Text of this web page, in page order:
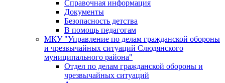
Справочная информация
Документы
Безопасность детства
В помощь педагогам
МКУ "Управление по делам гражданской обороны
и чрезвычайных ситуаций Слюдянского
муниципального района"
Отдел по делам гражданской обороны и
чрезвычайных ситуаций